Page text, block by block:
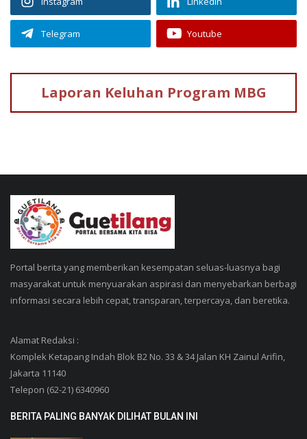
Telegram Youtube
Laporan Keluhan Program MBG
Portal berita yang memberikan kesempatan seluas-luasnya bagi
masyarakat untuk menyuarakan aspirasi dan menyebarkan berbagi
informasi secara lebih cepat, transparan, terpercaya, dan beretika.
Alamat Redaksi :
Komplek Ketapang Indah Blok B2 No. 33 & 34 Jalan KH Zainul Arifin,
Jakarta 11140
Telepon (62-21) 6340960
BERITA PALING BANYAK DILIHAT BULAN INI